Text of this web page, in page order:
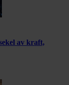
av kraft,